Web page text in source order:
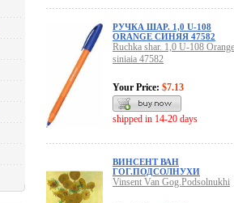
РУЧКА ШАР. 1,0 U-108
ORANGE СИНЯЯ 47582
Ruchka shar. 1,0 U-108 Orange
siniaia 47582
Your Price: $7.13
shipped in 14-20 days
ВИНСЕНТ ВАН
ГОГ.ПОДСОЛНУХИ
Vinsent Van Gog.Podsolnukhi